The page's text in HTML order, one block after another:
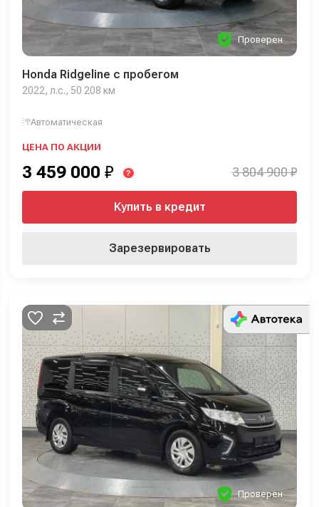
Проверен
Honda Ridgeline с пробегом
2022, л.с., 50 208 км
Автоматическая
ЦЕНА ПО АКЦИИ
3 459 000 ₽ ? 3 804 900 ₽
Купить в кредит
Зарезервировать
Проверен